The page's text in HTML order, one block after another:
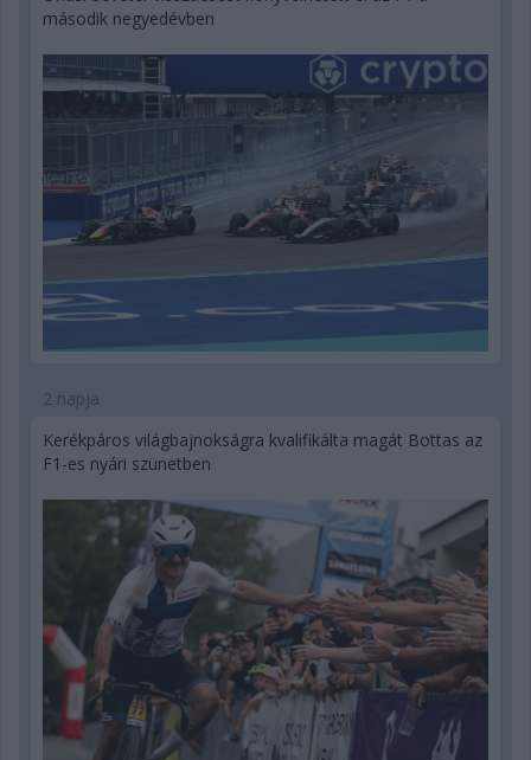
második negyedévben
2 napja
Kerékpáros világbajnokságra kvalifikálta magát Bottas az
F1-es nyári szünetben